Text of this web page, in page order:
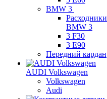
BMW 3
Расходники
BMW 3
3 F30
3 E90
Передний кардан
AUDI Volkswagen
Volkswagen
Audi